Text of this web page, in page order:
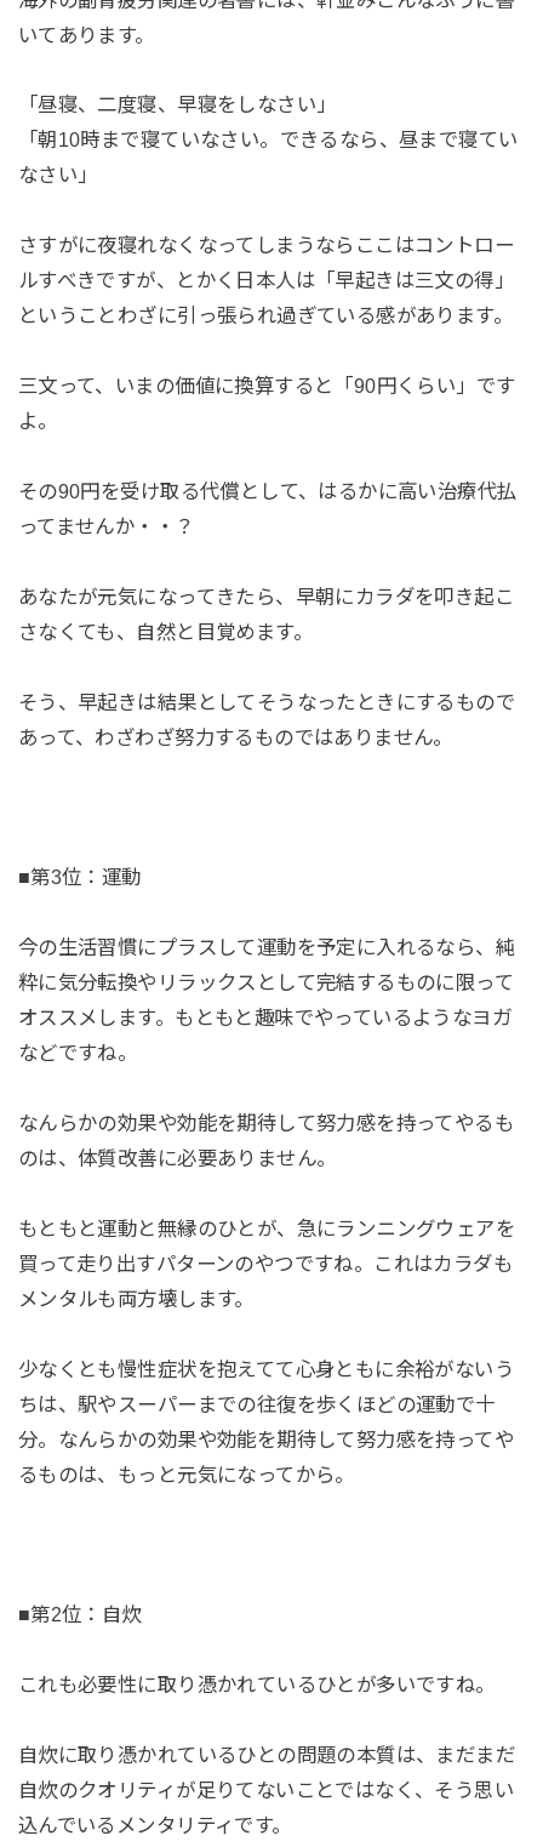
いてあります。
「昼寝、二度寝、早寝をしなさい」
「朝10時まで寝ていなさい。できるなら、昼まで寝てい
なさい」
さすがに夜寝れなくなってしまうならここはコントロー
ルすべきですが、とかく日本人は「早起きは三文の得」
ということわざに引っ張られ過ぎている感があります。
三文って、いまの価値に換算すると「90円くらい」です
よ。
その90円を受け取る代償として、はるかに高い治療代払
ってませんか・・？
あなたが元気になってきたら、早朝にカラダを叩き起こ
さなくても、自然と目覚めます。
そう、早起きは結果としてそうなったときにするもので
あって、わざわざ努力するものではありません。
■第3位：運動
今の生活習慣にプラスして運動を予定に入れるなら、純
粋に気分転換やリラックスとして完結するものに限って
オススメします。もともと趣味でやっているようなヨガ
などですね。
なんらかの効果や効能を期待して努力感を持ってやるも
のは、体質改善に必要ありません。
もともと運動と無縁のひとが、急にランニングウェアを
買って走り出すパターンのやつですね。これはカラダも
メンタルも両方壊します。
少なくとも慢性症状を抱えてて心身ともに余裕がないう
ちは、駅やスーパーまでの往復を歩くほどの運動で十
分。なんらかの効果や効能を期待して努力感を持ってや
るものは、もっと元気になってから。
■第2位：自炊
これも必要性に取り憑かれているひとが多いですね。
自炊に取り憑かれているひとの問題の本質は、まだまだ
自炊のクオリティが足りてないことではなく、そう思い
込んでいるメンタリティです。